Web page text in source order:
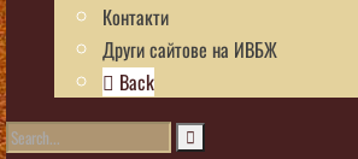
Контакти
Други сайтове на ИВБЖ
Back